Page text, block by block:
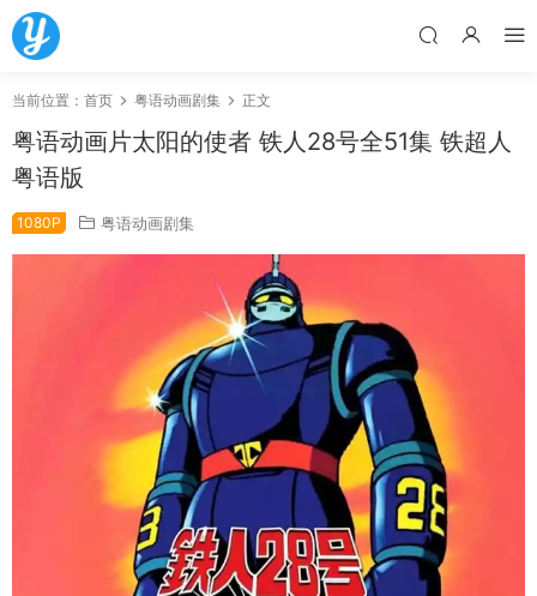
当前位置： 首页 粤语动画剧集 正文
粤语动画片太阳的使者 铁人28号全51集 铁超人
粤语版
1080P 粤语动画剧集